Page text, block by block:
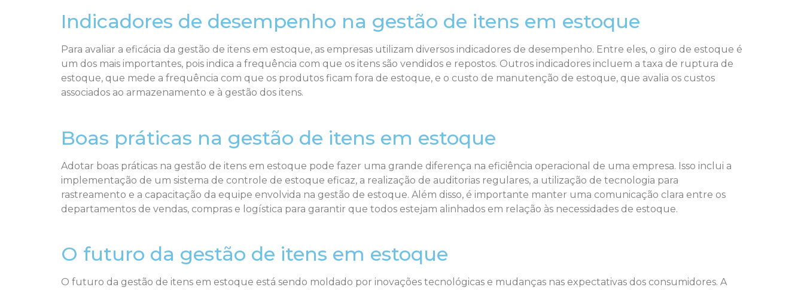
Indicadores de desempenho na gestão de itens em estoque
Para avaliar a eficácia da gestão de itens em estoque, as empresas utilizam diversos indicadores de desempenho. Entre eles, o giro de estoque é
um dos mais importantes, pois indica a frequência com que os itens são vendidos e repostos. Outros indicadores incluem a taxa de ruptura de
estoque, que mede a frequência com que os produtos ficam fora de estoque, e o custo de manutenção de estoque, que avalia os custos
associados ao armazenamento e à gestão dos itens.
Boas práticas na gestão de itens em estoque
Adotar boas práticas na gestão de itens em estoque pode fazer uma grande diferença na eficiência operacional de uma empresa. Isso inclui a
implementação de um sistema de controle de estoque eficaz, a realização de auditorias regulares, a utilização de tecnologia para
rastreamento e a capacitação da equipe envolvida na gestão de estoque. Além disso, é importante manter uma comunicação clara entre os
departamentos de vendas, compras e logística para garantir que todos estejam alinhados em relação às necessidades de estoque.
O futuro da gestão de itens em estoque
O futuro da gestão de itens em estoque está sendo moldado por inovações tecnológicas e mudanças nas expectativas dos consumidores. A